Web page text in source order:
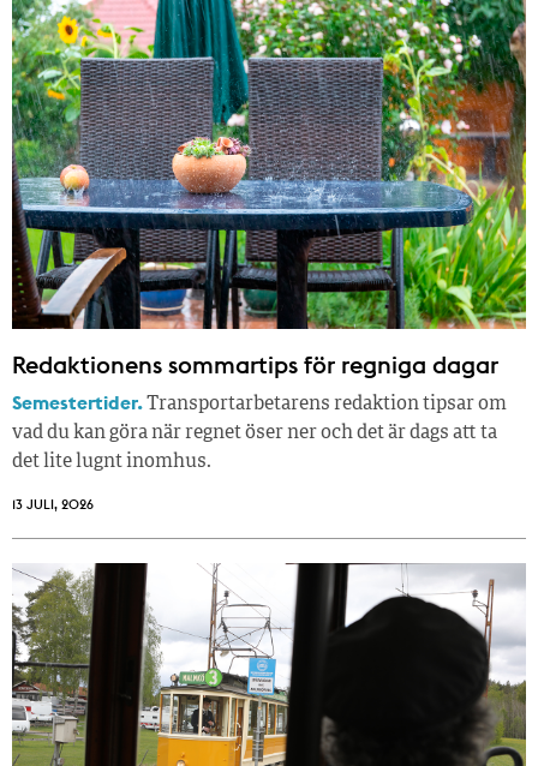
Redaktionens sommar­tips för regniga dagar
Semestertider.Transportarbetarens redaktion tipsar om
vad du kan göra när regnet öser ner och det är dags att ta
det lite lugnt inomhus.
13 JULI, 2026